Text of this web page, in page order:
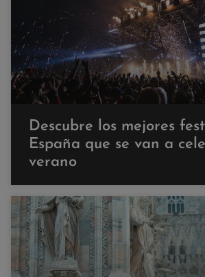
Descubre los mejores
España que se van a
verano